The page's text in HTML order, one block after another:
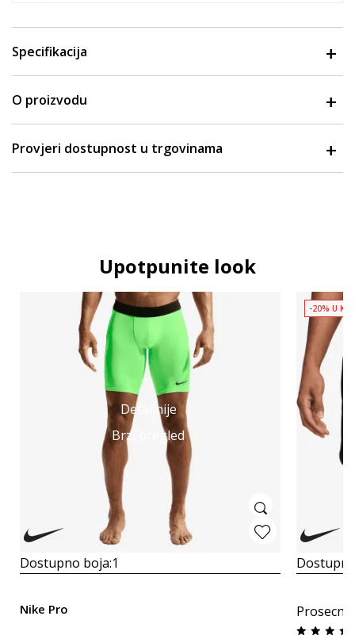
Specifikacija
O proizvodu
Provjeri dostupnost u trgovinama
Upotpunite look
Detaljnije
Brzi pregled
Dostupno boja:1
Nike Pro
-20% U